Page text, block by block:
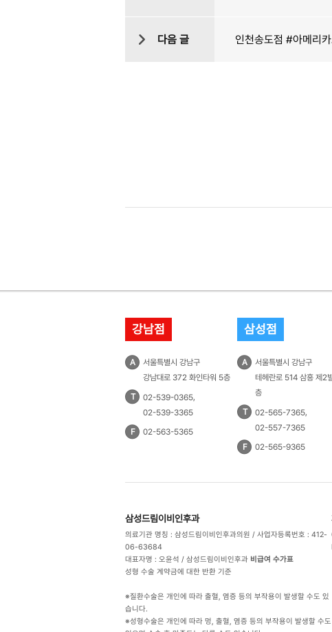
다음 글 인천송도점 #아메리
강남점
A
서울특별시 강남구
강남대로 372 화인타워 5층
T
02-539-0365,
02-539-3365
F
02-563-5365
삼성점
A
서울특별시 강남구
테헤란로 514 삼흥 제2
층
T
02-565-7365,
02-557-7365
F
02-565-9365
삼성드림이비인후과
의료기관 명칭 : 삼성드림이비인후과의원 / 사업자등록번호 : 412-
06-63684
대표자명 : 오윤석 / 삼성드림이비인후과 비급여 수가표
성형 수술 계약금에 대한 반환 기준
※질환수술은 개인에 따라 출혈, 염증 등의 부작용이 발생할 수도 있
습니다.
※성형수술은 개인에 따라 멍, 출혈, 염증 등의 부작용이 발생할 수도